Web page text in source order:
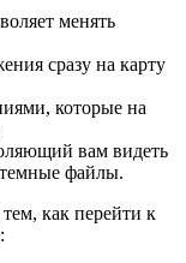
менять
сразу на карту
которые на
вам видеть
файлы.
как перейти к